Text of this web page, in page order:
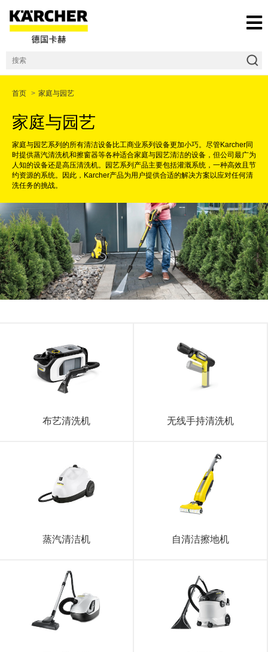
首页 > 家庭与园艺
家庭与园艺
家庭与园艺系列的所有清洁设备比工商业系列设备更加小巧。尽管Karcher同
时提供蒸汽清洗机和擦窗器等各种适合家庭与园艺清洁的设备，但公司最广为
人知的设备还是高压清洗机。园艺系列产品主要包括灌溉系统，一种高效且节
约资源的系统。因此，Karcher产品为用户提供合适的解决方案以应对任何清
洗任务的挑战。
布艺清洗机 无线手持清洗机
蒸汽清洁机 自清洁擦地机